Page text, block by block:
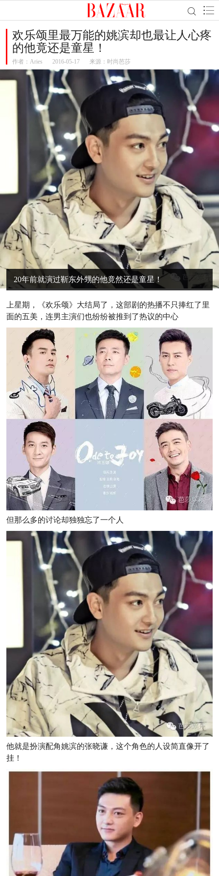
欢乐颂里最万能的姚滨却也最让人心疼
的他竟还是童星！
作者： Aries 2016-05-17 来源：时尚芭莎
20年前就演过靳东外甥的他竟然还是童星！
上星期，《欢乐颂》大结局了，这部剧的热播不只捧红了里
面的五美，连男主演们也纷纷被推到了热议的中心
但那么多的讨论却独独忘了一个人
他就是扮演配角姚滨的张晓谦，这个角色的人设简直像开了
挂！